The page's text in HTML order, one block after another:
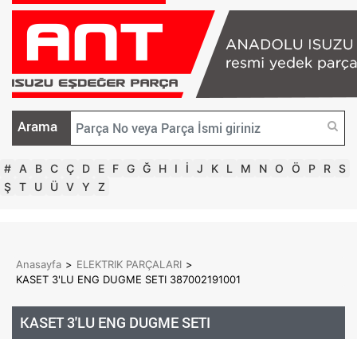
Arama
# A B C Ç D E F G Ğ H I İ J K L M N O Ö P R S
Ş T U Ü V Y Z
Anasayfa > ELEKTRIK PARÇALARI >
KASET 3'LU ENG DUGME SETI 387002191001
KASET 3'LU ENG DUGME SETI